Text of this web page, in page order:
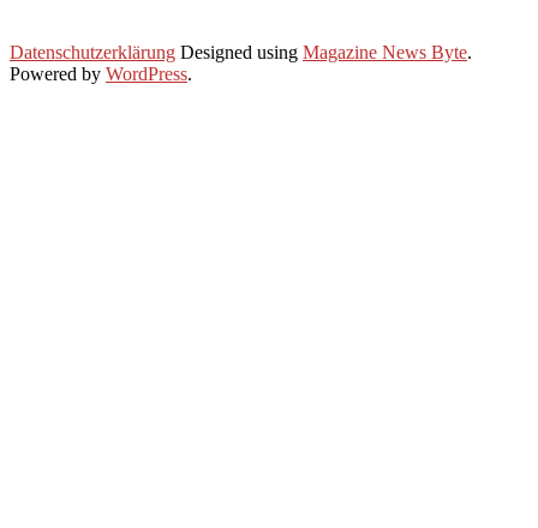
Datenschutzerklärung Designed using Magazine News Byte.
Powered by WordPress.